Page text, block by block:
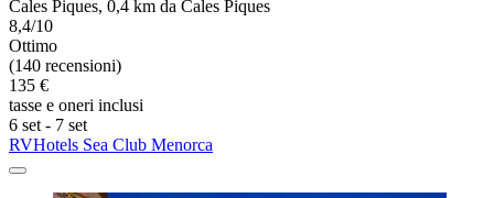
Cales Piques, 0,4 km da Cales Piques
8,4/10
Ottimo
(140 recensioni)
135 €
tasse e oneri inclusi
6 set - 7 set
RVHotels Sea Club Menorca